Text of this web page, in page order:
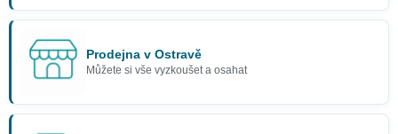
Prodejna v Ostravě
Můžete si vše vyzkoušet a osahat